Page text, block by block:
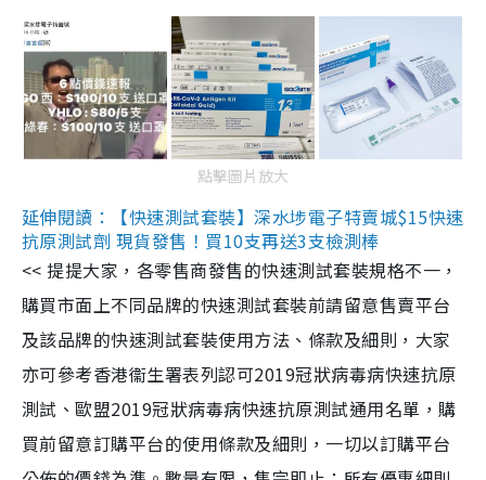
點擊圖片放大
延伸閱讀：【快速測試套裝】深水埗電子特賣城$15快速
抗原測試劑 現貨發售！買10支再送3支檢測棒
<< 提提大家，各零售商發售的快速測試套裝規格不一，
購買市面上不同品牌的快速測試套裝前請留意售賣平台
及該品牌的快速測試套裝使用方法、條款及細則，大家
亦可參考香港衞生署表列認可2019冠狀病毒病快速抗原
測試、歐盟2019冠狀病毒病快速抗原測試通用名單，購
買前留意訂購平台的使用條款及細則，一切以訂購平台